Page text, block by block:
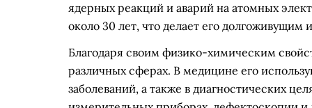
ядерных реакций и аварий на атомных
около 30 лет, что делает его
Благодаря своим физико-химическим
различных сферах. В медицине его
заболеваний, а также в диагностических